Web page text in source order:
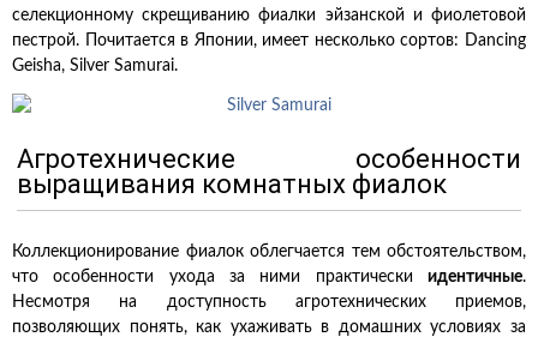
селекционному скрещиванию фиалки эйзанской и фиолетовой
пестрой. Почитается в Японии, имеет несколько сортов: Dancing
Geisha, Silver Samurai.
Агротехнические особенности
выращивания комнатных фиалок
Коллекционирование фиалок облегчается тем обстоятельством,
что особенности ухода за ними практически идентичные.
Несмотря на доступность агротехнических приемов,
позволяющих понять, как ухаживать в домашних условиях за